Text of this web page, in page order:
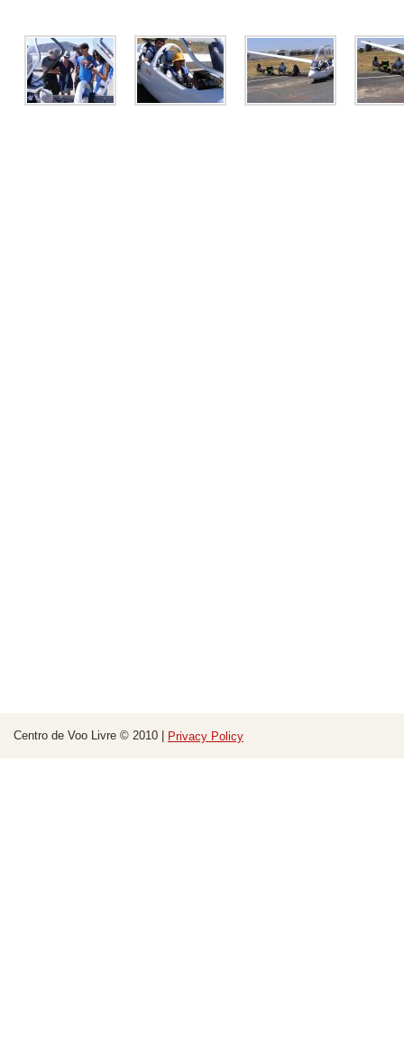
Centro de Voo Livre © 2010 | Privacy Policy